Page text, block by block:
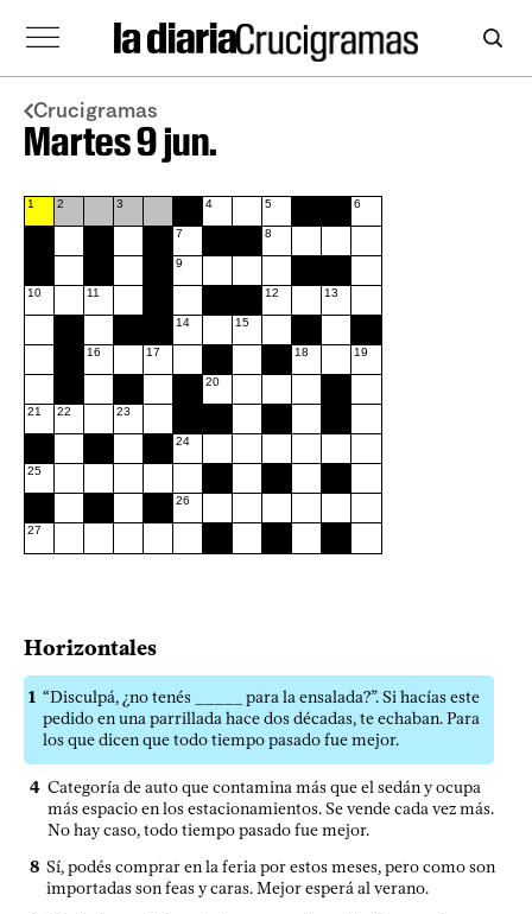
Crucigramas
Martes 9 jun.
Horizontales
1 “Disculpá, ¿no tenés _____ para la ensalada?”. Si hacías este
pedido en una parrillada hace dos décadas, te echaban. Para
los que dicen que todo tiempo pasado fue mejor.
4 Categoría de auto que contamina más que el sedán y ocupa
más espacio en los estacionamientos. Se vende cada vez más.
No hay caso, todo tiempo pasado fue mejor.
8 Sí, podés comprar en la feria por estos meses, pero como son
importadas son feas y caras. Mejor esperá al verano.
1
10
21
25
27
2
22
11
16
3
23
17
7
9
14
24
26
4
20
15
5
8
12
18
13
6
19